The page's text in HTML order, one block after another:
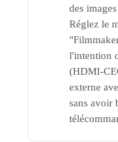
des
Réglez le
l'intention
(HDMI-
externe
sans avoir